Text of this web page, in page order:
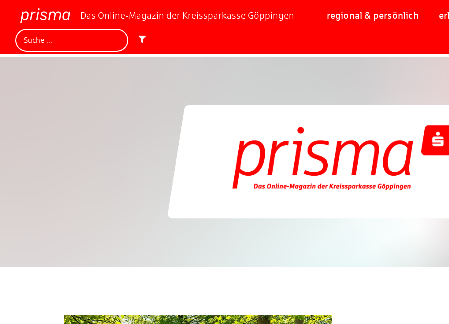
Das Online-Magazin der Kreissparkasse Göppingen regional & persönlich